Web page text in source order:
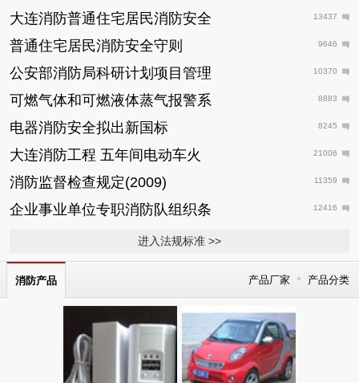
大连消防普通住宅居民消防安全 13437
普通住宅居民消防安全守则 9646
公安部消防局科研计划项目管理 10370
可燃气体和可燃液体蒸气报警系 8883
电器消防安全拟出新国标 8245
大连消防工程 五年间电动车火 21006
消防监督检查规定(2009) 11359
企业事业单位专职消防队组织条 12416
进入法规标准 >>
消防产品 产品厂家 • 产品分类